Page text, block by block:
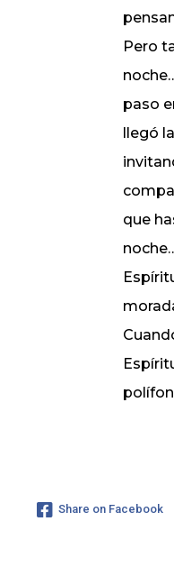
Pero
paso
llegó
que
Share on Facebook